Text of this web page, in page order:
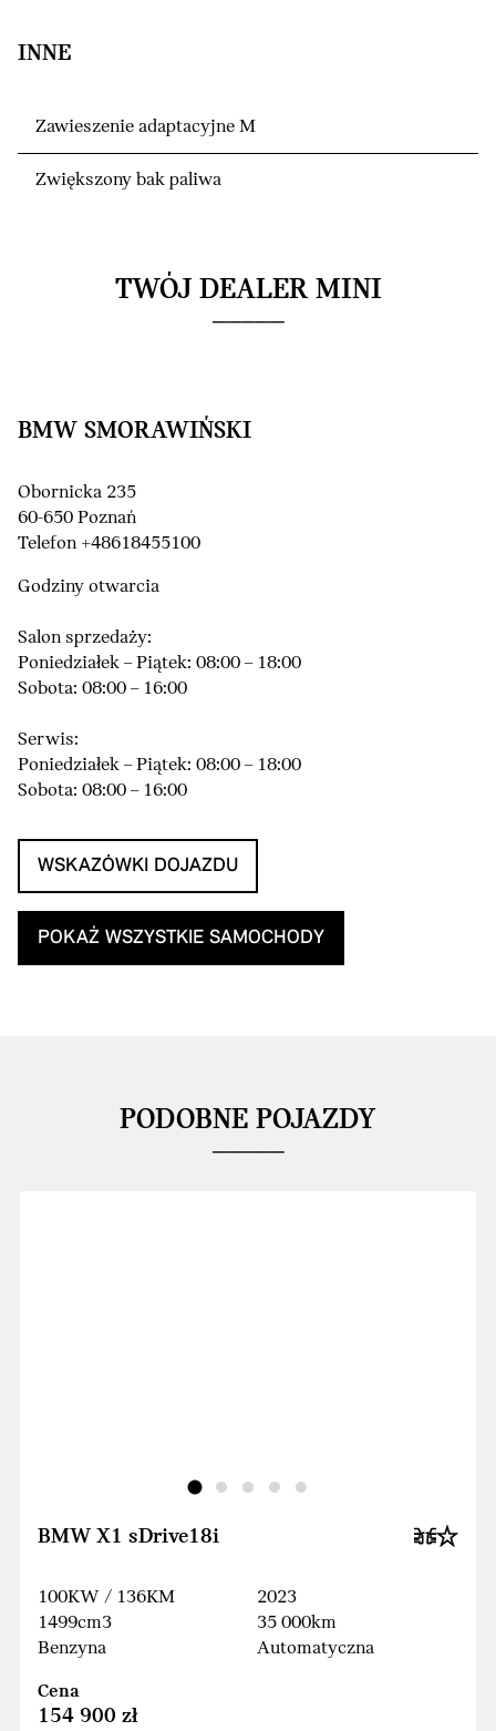
INNE
Zawieszenie adaptacyjne M
Zwiększony bak paliwa
TWÓJ DEALER MINI
BMW SMORAWIŃSKI
Obornicka 235
60-650 Poznań
Telefon +48618455100
Godziny otwarcia
Salon sprzedaży:
Poniedziałek – Piątek: 08:00 – 18:00
Sobota: 08:00 – 16:00
Serwis:
Poniedziałek – Piątek: 08:00 – 18:00
Sobota: 08:00 – 16:00
WSKAZÓWKI DOJAZDU
POKAŻ WSZYSTKIE SAMOCHODY
PODOBNE POJAZDY
BMW X1 sDrive18i
100KW / 136KM
1499cm3
Benzyna
2023
35 000km
Automatyczna
Cena
154 900 zł